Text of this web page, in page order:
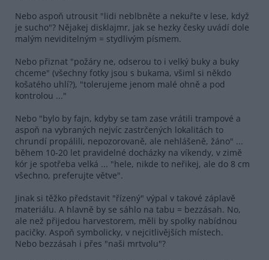
Nebo aspoň utrousit "lidi neblbněte a nekuřte v lese, když
je sucho"? Nějakej disklajmr, jak se hezky česky uvádí dole
malým neviditelným = stydlivým písmem.
Nebo přiznat "požáry ne, odserou to i velký buky a buky
chceme" (všechny fotky jsou s bukama, všiml si někdo
košatého uhlí?), "tolerujeme jenom malé ohně a pod
kontrolou ..."
Nebo "bylo by fajn, kdyby se tam zase vrátili trampové a
aspoň na vybraných nejvíc zastrčených lokalitách to
chrundí propálili, nepozorovaně, ale nehlášeně, žáno" ...
během 10-20 let pravidelné docházky na víkendy, v zimě
kór je spotřeba velká ... "hele, nikde to neřikej, ale do 8 cm
všechno, preferujte větve".
Jinak si těžko představit "řízený" výpal v takové záplavě
materiálu. A hlavně by se sáhlo na tabu = bezzásah. No,
ale než přijedou harvestorem, měli by spolky nabídnou
pacičky. Aspoň symbolicky, v nejcitlivějších místech.
Nebo bezzásah i přes "naši mrtvolu"?